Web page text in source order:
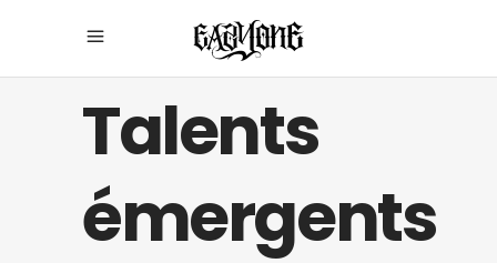
Talents
émergents